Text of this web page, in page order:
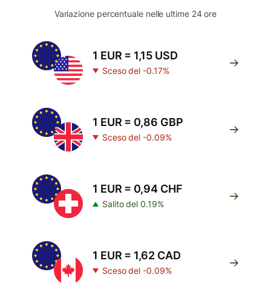
Variazione percentuale nelle ultime 24 ore
1 EUR = 1,15 USD
Sceso del -0.17%
1 EUR = 0,86 GBP
Sceso del -0.09%
1 EUR = 0,94 CHF
Salito del 0.19%
1 EUR = 1,62 CAD
Sceso del -0.09%